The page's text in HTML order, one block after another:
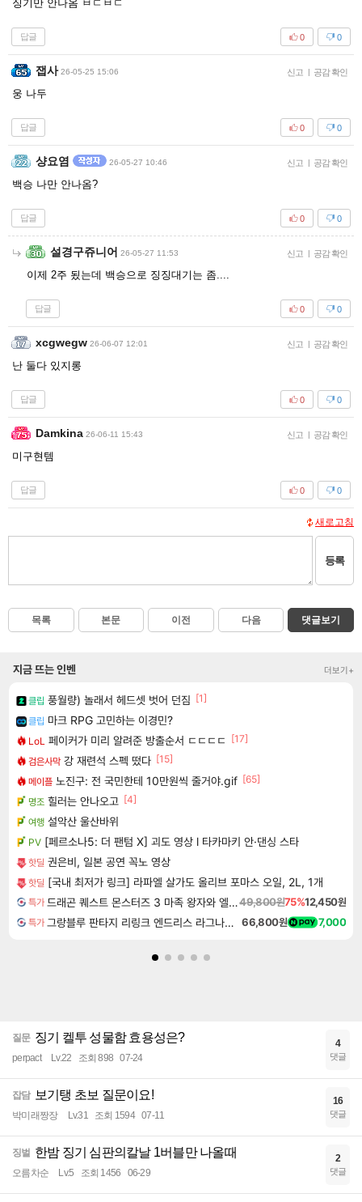
징기만 안나옴 ㅂㄷㅂㄷ
답글 0
0
잽사 26-05-25 15:06 신고 | 공감 확인
웅 나두
답글 0
0
샹요염 26-05-27 10:46 신고 | 공감 확인
백승 나만 안나옴?
답글 0
0
설경구쥬니어 26-05-27 11:53 신고 | 공감 확인
이제 2주 됬는데 백승으로 징징대기는 좀....
답글 0
0
xcgwegw 26-06-07 12:01 신고 | 공감 확인
난 둘다 있지롱
답글 0
0
Damkina 26-06-11 15:43 신고 | 공감 확인
미구현템
답글 0
0
새로고침
등록
목록 본문 이전 다음 댓글보기
지금 뜨는 인벤 더보기+
클립 풍월량) 놀래서 헤드셋 벗어 던짐 [1]
클립 마크 RPG 고민하는 이경민?
LoL 페이커가 미리 알려준 방출순서 ㄷㄷㄷㄷ
[17]
검은사막 강 재련석 스펙 떴다 [15]
메이플 노진구: 전 국민한테 10만원씩 줄거야.gif [65]
명조 힐러는 안나오고 [4]
여행 설악산 울산바위
PV [페르소나5: 더 팬텀 X] 괴도 영상 l 타카마키 안·댄싱 스타
핫딜 권은비, 일본 공연 꼭노 영상
핫딜 [국내 최저가 링크] 라파엘 살가도 올리브 포마스 오일, 2L, 1개
특가 드래곤 퀘스트 몬스터즈 3 마족 왕자와 엘프의 여행 Dragon Quest Monsters The Dark Prince49,800원75%12,450원
특가 그랑블루 판타지 리링크 엔드리스 라그나로크 Granblue Fantasy Relink Endless Ragnarok 66,800원 7,000
질문 징기 켈투 성물함 효용성은?
perpact Lv.22 조회 898 07-24
4
댓글
잡담 보기탱 초보 질문이요!
박미래짱장 Lv.31 조회 1594 07-11
16
댓글
징벌 한밤 징기 심판의칼날 1버블만 나올때
오름차순 Lv.5 조회 1456 06-29
2
댓글